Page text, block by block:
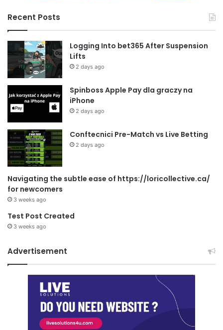
Recent Posts
Logging Into bet365 After Suspension
Lifts
2 days ago
Spinboss Apple Pay dla graczy na
iPhone
2 days ago
Conftecnici Pre-Match vs Live Betting
2 days ago
Navigating the subtle ease of https://loricollective.ca/
for newcomers
3 weeks ago
Test Post Created
3 weeks ago
Advertisement